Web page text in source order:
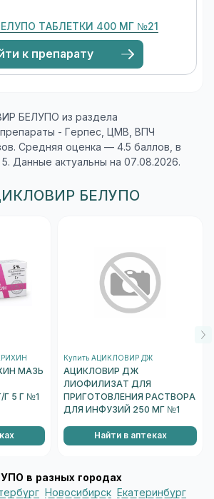
ТАБЛЕТКИ 400 МГ №21
к препарату
БЕЛУПО из раздела
- Герпес, ЦМВ, ВПЧ
Средняя оценка — 4.5 баллов, в
Данные актуальны на 07.08.2026.
БЕЛУПО
МАЗЬ
5 Г №1
Купить АЦИКЛОВИР ДЖ
АЦИКЛОВИР ДЖ
ЛИОФИЛИЗАТ ДЛЯ
ПРИГОТОВЛЕНИЯ РАСТВОРА
ДЛЯ ИНФУЗИЙ 250 МГ №1
Найти в аптеках
в разных городах
Новосибирск Екатеринбург